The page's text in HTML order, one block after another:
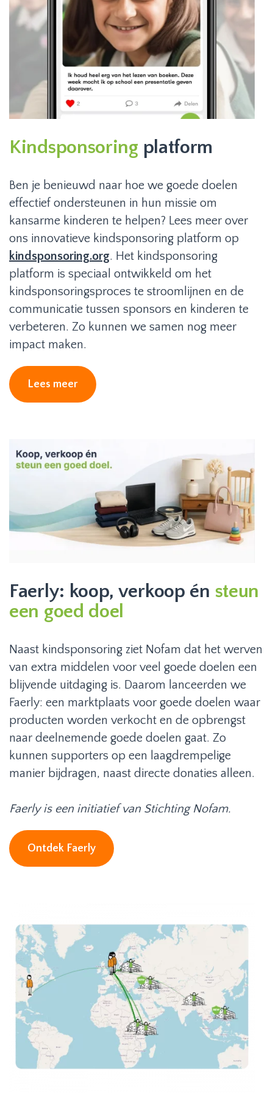
Kindsponsoringplatform
Ben je benieuwd naar hoe we goede doelen
effectief ondersteunen in hun missie om
kansarme kinderen te helpen? Lees meer over
ons innovatieve kindsponsoring platform op
kindsponsoring.org. Het kindsponsoring
platform is speciaal ontwikkeld om het
kindsponsoringsproces te stroomlijnen en de
communicatie tussen sponsors en kinderen te
verbeteren. Zo kunnen we samen nog meer
impact maken.
Lees meer
Faerly: koop, verkoop én steun
een goed doel
Naast kindsponsoring ziet Nofam dat het werven
van extra middelen voor veel goede doelen een
blijvende uitdaging is. Daarom lanceerden we
Faerly: een marktplaats voor goede doelen waar
producten worden verkocht en de opbrengst
naar deelnemende goede doelen gaat. Zo
kunnen supporters op een laagdrempelige
manier bijdragen, naast directe donaties alleen.
Faerly is een initiatief van Stichting Nofam.
Ontdek Faerly